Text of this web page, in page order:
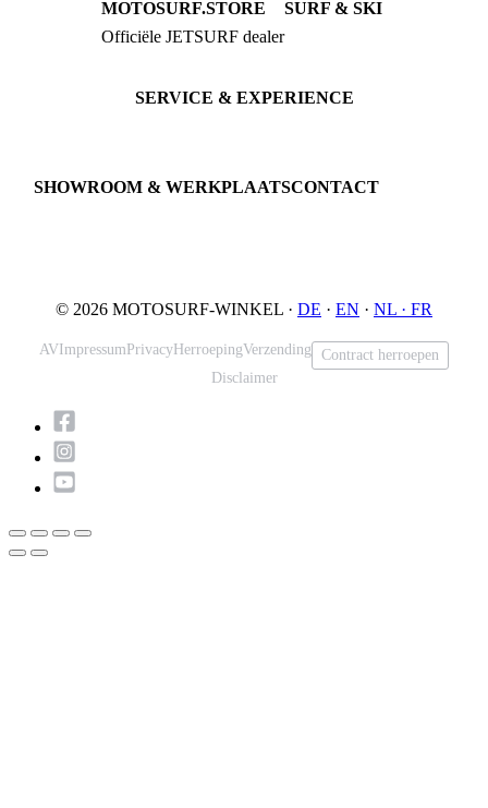
MOTOSURF.STORE
Officiële JETSURF dealer
SURF & SKI
JETSURF Boards
SERVICE & EXPERIENCE
SHOWROOM & WERKPLAATSCONTACT
© 2026 MOTOSURF-WINKEL · DE · EN · NL · FR
AVImpressum Privacy HerroepingVerzending
Contract herroepen
Disclaimer
Scroll
naar